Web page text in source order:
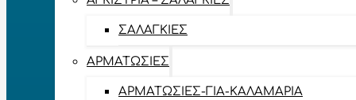
ΣΑΛΑΓΚΙΈΣ
ΑΡΜΑΤΩΣΙΈΣ
ΑΡΜΑΤΩΣΙΈΣ-ΓΙΑ-ΚΑΛΑΜΆΡΙΑ